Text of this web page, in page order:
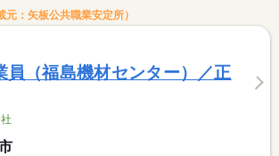
：矢板公共職業安定所）
員（福島機材センター）／正